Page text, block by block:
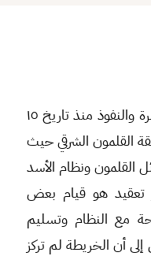
لم تطرأ تغيرات على مواقع السيطرة والنفوذ منذ تاريخ ١٥
القلمون الشرقي حيث
القلمون ونظام الأسد
تعقيد هو قيام بعض
مع النظام وتسليم
أن الخريطة لم تركز